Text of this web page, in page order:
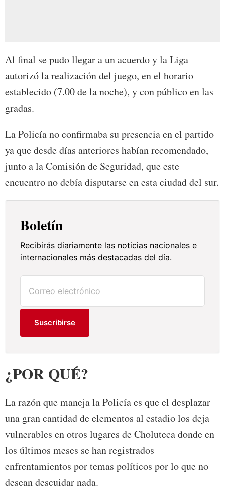
Al final se pudo llegar a un acuerdo y la Liga
autorizó la realización del juego, en el horario
establecido (7.00 de la noche), y con público en las
gradas.
La Policía no confirmaba su presencia en el partido
ya que desde días anteriores habían recomendado,
junto a la Comisión de Seguridad, que este
encuentro no debía disputarse en esta ciudad del sur.
Boletín
Recibirás diariamente las noticias nacionales e
internacionales más destacadas del día.
Suscribirse
¿POR QUÉ?
La razón que maneja la Policía es que el desplazar
una gran cantidad de elementos al estadio los deja
vulnerables en otros lugares de Choluteca donde en
los últimos meses se han registrados
enfrentamientos por temas políticos por lo que no
desean descuidar nada.